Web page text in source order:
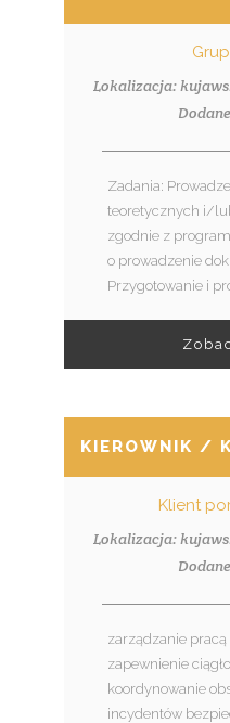
Zadania:
teoretycznych i/
zgodnie z
o prowadzenie
Przygotowanie i
KIEROWNIK /
Klient
zarządzanie pracą
zapewnienie
koordynowanie
incydentów